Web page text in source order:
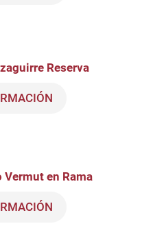
Reserva
Vermut en Rama